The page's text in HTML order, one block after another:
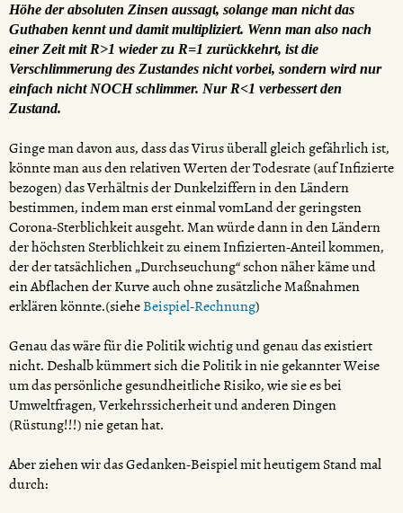
Höhe der absoluten Zinsen aussagt, solange man nicht das
Guthaben kennt und damit multipliziert. Wenn man also nach
einer Zeit mit R>1 wieder zu R=1 zurückkehrt, ist die
Verschlimmerung des Zustandes nicht vorbei, sondern wird nur
einfach nicht NOCH schlimmer. Nur R<1 verbessert den
Zustand.
Ginge man davon aus, dass das Virus überall gleich gefährlich ist,
könnte man aus den relativen Werten der Todesrate (auf Infizierte
bezogen) das Verhältnis der Dunkelziffern in den Ländern
bestimmen, indem man erst einmal vomLand der geringsten
Corona-Sterblichkeit ausgeht. Man würde dann in den Ländern
der höchsten Sterblichkeit zu einem Infizierten-Anteil kommen,
der der tatsächlichen „Durchseuchung“ schon näher käme und
ein Abflachen der Kurve auch ohne zusätzliche Maßnahmen
erklären könnte.(sieheBeispiel-Rechnung)
Genau das wäre für die Politik wichtig und genau das existiert
nicht. Deshalb kümmert sich die Politik in nie gekannter Weise
um das persönliche gesundheitliche Risiko, wie sie es bei
Umweltfragen, Verkehrssicherheit und anderen Dingen
(Rüstung!!!) nie getan hat.
Aber ziehen wir das Gedanken-Beispiel mit heutigem Stand mal
durch: